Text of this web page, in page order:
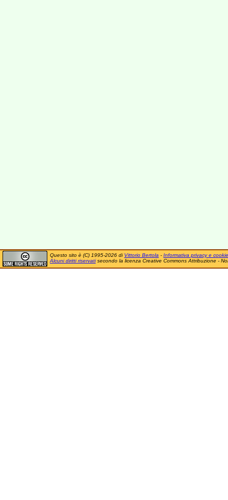
Questo sito è (C) 1995-2026 di Vittorio Bertola - Informativa privacy e cookie
Alcuni diritti riservatisecondo la licenza Creative Commons Attribuzione -